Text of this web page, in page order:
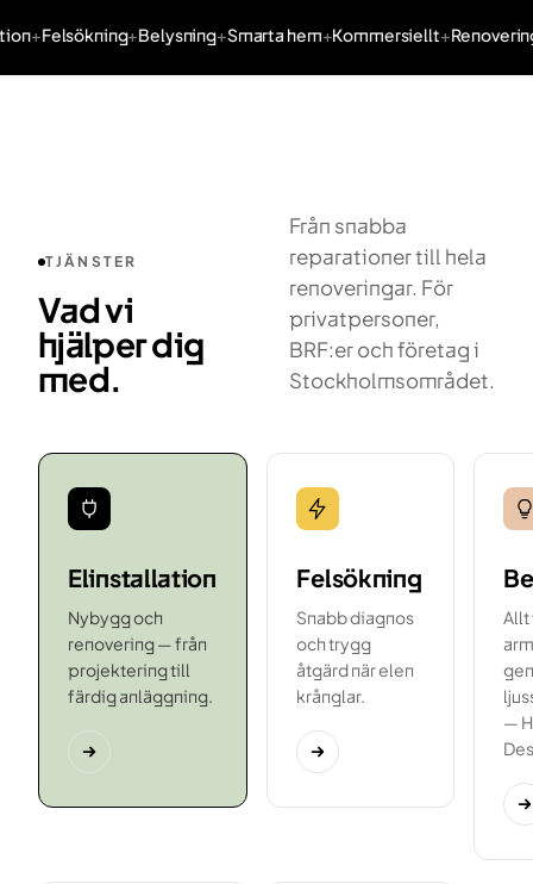
Felsökning Belysning Smarta hem Kommersiellt Renovering
TJÄNSTER
Vad vi
hjälper dig
med.
Från snabba
reparationer till hela
renoveringar. För
privatpersoner,
BRF:er och företag i
Stockholmsområdet.
Elinstallation
Nybygg och
renovering — från
projektering till
färdig anläggning.
Felsökning
Snabb diagnos
och trygg
åtgärd när elen
krånglar.
Allt
—